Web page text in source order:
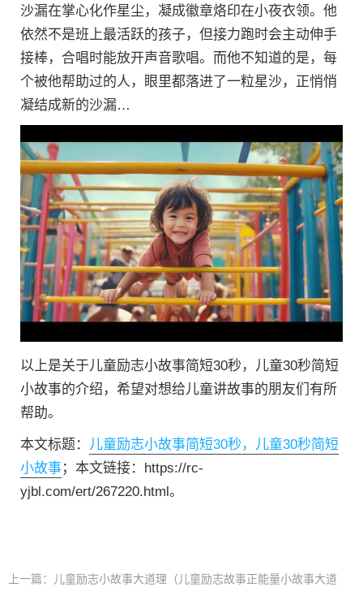
沙漏在掌心化作星尘，凝成徽章烙印在小夜衣领。他
依然不是班上最活跃的孩子，但接力跑时会主动伸手
接棒，合唱时能放开声音歌唱。而他不知道的是，每
个被他帮助过的人，眼里都落进了一粒星沙，正悄悄
凝结成新的沙漏…
以上是关于儿童励志小故事简短30秒，儿童30秒简短
小故事的介绍，希望对想给儿童讲故事的朋友们有所
帮助。
本文标题： 儿童励志小故事简短30秒，儿童30秒简短
小故事；本文链接：https://rc-
yjbl.com/ert/267220.html。
上一篇： 儿童励志小故事大道理（儿童励志故事正能量小故事大道